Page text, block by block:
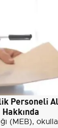
Personeli
Hakkında
(MEB),